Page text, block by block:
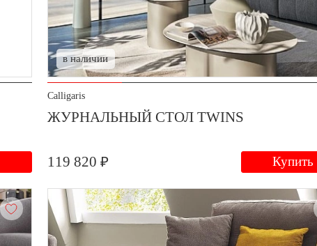
в наличии
Calligaris
ЖУРНАЛЬНЫЙ СТОЛ TWINS
119 820 ₽ Купить